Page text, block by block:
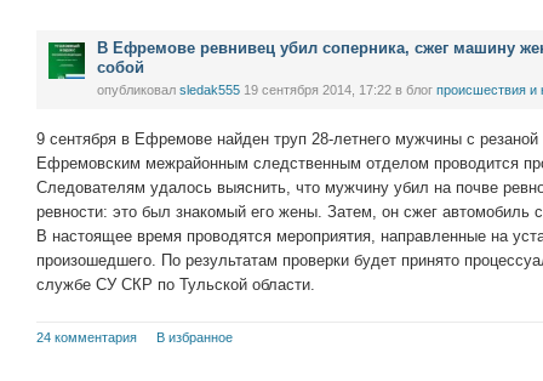
В Ефремове ревнивец убил соперника, сжег машину
собой
опубликовал sledak555 19 сентября 2014, 17:22 в блог проиcшествия и
9 сентября в Ефремове найден труп 28-летнего мужчины с
Ефремовским межрайонным следственным отделом проводится
Следователям удалось выяснить, что мужчину убил на почве
ревности: это был знакомый его жены. Затем, он сжег автомобиль
В настоящее время проводятся мероприятия, направленные на
произошедшего. По результатам проверки будет принято
службе СУ СКР по Тульской области.
24 комментария В избранное